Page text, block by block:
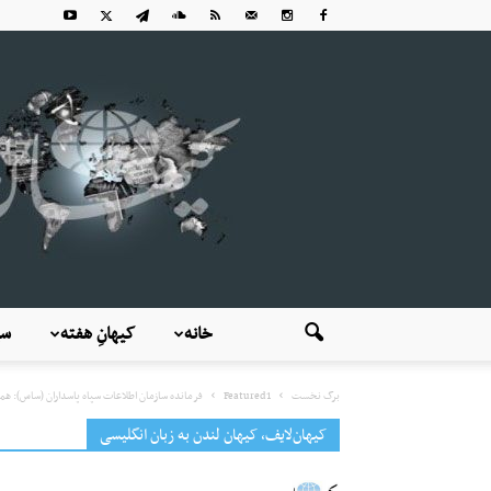
کیهانِ هفته خانه
برگ نخست Featured1 فرمانده سازمان اطلاعات سپاه پاسداران (ساس):
کیهان‌لایف، کیهان لندن به زبان انگلیسی